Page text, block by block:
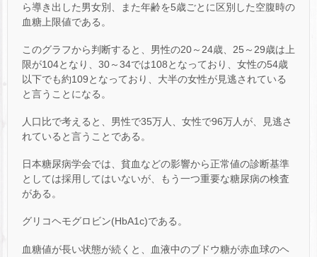
ら導き出した男女別、また年齢を5歳ごとに区別した空腹時の
血糖上限値である。
このグラフから判断すると、男性の20～24歳、25～29歳は上
限が104となり、30～34では108となっており、女性の54歳
以下でも約109となっており、大半の女性が見逃されている
と言うことになる。
人口比で考えると、男性で35万人、女性で96万人が、見逃さ
れていると言うことである。
日本糖尿病学会では、貧血などの影響から正常値の診断基準
としては採用してはいないが、もう一つ重要な糖尿病の検査
がある。
グリコヘモグロビン(HbA1c)である。
血糖値が長い状態が続くと、血液中のブドウ糖が赤血球のヘ